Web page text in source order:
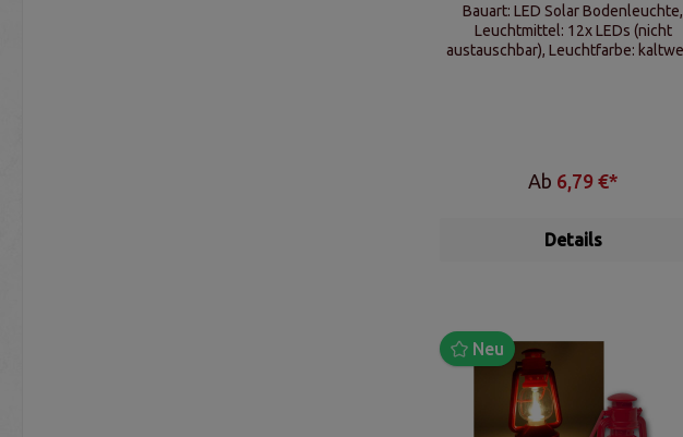
Bauart: LED Solar Bodenleuchte,
Leuchtmittel: 12x LEDs (nicht
austauschbar), Leuchtfarbe: kaltweiß,
Ab 6,79 €*
Details
Neu